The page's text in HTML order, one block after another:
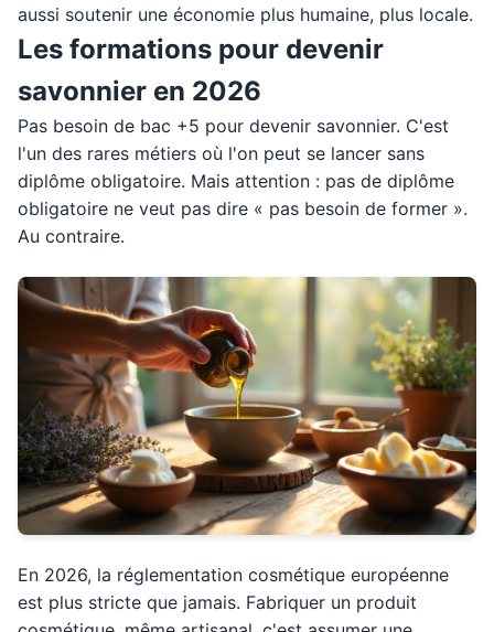
aussi soutenir une économie plus humaine, plus locale.
Les formations pour devenir
savonnier en 2026
Pas besoin de bac +5 pour devenir savonnier. C'est
l'un des rares métiers où l'on peut se lancer sans
diplôme obligatoire. Mais attention : pas de diplôme
obligatoire ne veut pas dire « pas besoin de former ».
Au contraire.
En 2026, la réglementation cosmétique européenne
est plus stricte que jamais. Fabriquer un produit